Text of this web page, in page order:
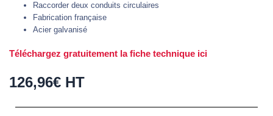
Raccorder deux conduits circulaires
Fabrication française
Acier galvanisé
Téléchargez gratuitement la fiche technique ici
126,96€ HT